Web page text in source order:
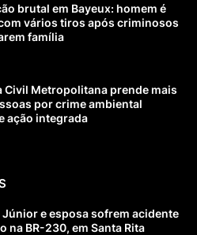
brutal em Bayeux: homem é
vários tiros após criminosos
família
Civil Metropolitana prende mais
por crime ambiental
ação integrada
e esposa sofrem acidente
na BR-230, em Santa Rita